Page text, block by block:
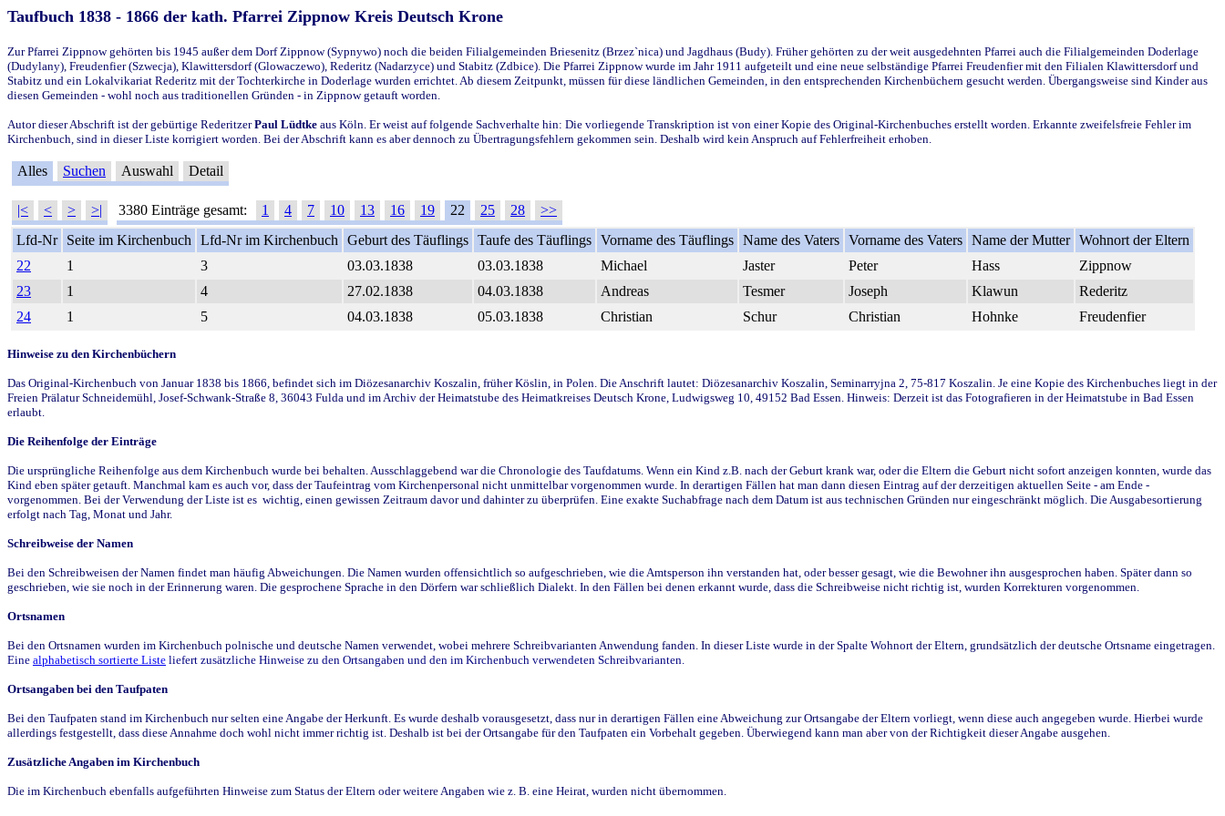
Taufbuch 1838 - 1866 der kath. Pfarrei Zippnow Kreis Deutsch Krone
Zur Pfarrei Zippnow gehörten bis 1945 außer dem Dorf Zippnow (Sypnywo) noch die beiden Filialgemeinden Briesenitz (Brzez`nica) und Jagdhaus (Budy). Früher gehörten zu der weit ausgedehnten Pfarrei auch die Filialgemeinden Doderlage
(Dudylany), Freudenfier (Szwecja), Klawittersdorf (Glowaczewo), Rederitz (Nadarzyce) und Stabitz (Zdbice). Die Pfarrei Zippnow wurde im Jahr 1911 aufgeteilt und eine neue selbständige Pfarrei Freudenfier mit den Filialen Klawittersdorf und
Stabitz und ein Lokalvikariat Rederitz mit der Tochterkirche in Doderlage wurden errichtet. Ab diesem Zeitpunkt, müssen für diese ländlichen Gemeinden, in den entsprechenden Kirchenbüchern gesucht werden. Übergangsweise sind Kinder aus
diesen Gemeinden - wohl noch aus traditionellen Gründen - in Zippnow getauft worden.
Autor dieser Abschrift ist der gebürtige RederitzerPaul Lüdtke aus Köln. Er weist auf folgende Sachverhalte hin: Die vorliegende Transkription ist von einer Kopie des Original-Kirchenbuches erstellt worden. Erkannte zweifelsfreie Fehler im
Kirchenbuch, sind in dieser Liste korrigiert worden. Bei der Abschrift kann es aber dennoch zu Übertragungsfehlern gekommen sein. Deshalb wird kein Anspruch auf Fehlerfreiheit erhoben.
Alles Suchen Auswahl Detail
|< < > >| 3380 Einträge gesamt: 1 4 7 10 13 16 19 22 25 28
>>
Lfd-Nr
Seite im Kirchenbuch Lfd-Nr im Kirchenbuch Geburt des Täuflings Taufe des Täuflings Vorname des Täuflings Name des Vaters Vorname des Vaters Name der Mutter Wohnort der Eltern
22
1 3 03.03.1838 03.03.1838 Michael Jaster Peter Hass
Zippnow
23
1 4 27.02.1838 04.03.1838 Andreas Tesmer Joseph Klawun
Rederitz
24
1 5 04.03.1838 05.03.1838 Christian Schur Christian Hohnke Freudenfier
Hinweise zu den Kirchenbüchern
Das Original-Kirchenbuch von Januar 1838 bis 1866, befindet sich im Diözesanarchiv Koszalin, früher Köslin, in Polen. Die Anschrift lautet: Diözesanarchiv Koszalin, Seminarryjna 2, 75-817 Koszalin. Je eine Kopie des Kirchenbuches liegt in der
Freien Prälatur Schneidemühl, Josef-Schwank-Straße 8, 36043 Fulda und im Archiv der Heimatstube des Heimatkreises Deutsch Krone, Ludwigsweg 10, 49152 Bad Essen. Hinweis: Derzeit ist das Fotografieren in der Heimatstube in Bad Essen
erlaubt.
Die Reihenfolge der Einträge
Die ursprüngliche Reihenfolge aus dem Kirchenbuch wurde bei behalten. Ausschlaggebend war die Chronologie des Taufdatums. Wenn ein Kind z.B. nach der Geburt krank war, oder die Eltern die Geburt nicht sofort anzeigen konnten, wurde das
Kind eben später getauft. Manchmal kam es auch vor, dass der Taufeintrag vom Kirchenpersonal nicht unmittelbar vorgenommen wurde. In derartigen Fällen hat man dann diesen Eintrag auf der derzeitigen aktuellen Seite - am Ende -
vorgenommen. Bei der Verwendung der Liste ist es wichtig, einen gewissen Zeitraum davor und dahinter zu überprüfen. Eine exakte Suchabfrage nach dem Datum ist aus technischen Gründen nur eingeschränkt möglich. Die Ausgabesortierung
erfolgt nach Tag, Monat und Jahr.
Schreibweise der Namen
Bei den Schreibweisen der Namen findet man häufig Abweichungen. Die Namen wurden offensichtlich so aufgeschrieben, wie die Amtsperson ihn verstanden hat, oder besser gesagt, wie die Bewohner ihn ausgesprochen haben. Später dann so
geschrieben, wie sie noch in der Erinnerung waren. Die gesprochene Sprache in den Dörfern war schließlich Dialekt. In den Fällen bei denen erkannt wurde, dass die Schreibweise nicht richtig ist, wurden Korrekturen vorgenommen.
Ortsnamen
Bei den Ortsnamen wurden im Kirchenbuch polnische und deutsche Namen verwendet, wobei mehrere Schreibvarianten Anwendung fanden. In dieser Liste wurde in der Spalte Wohnort der Eltern, grundsätzlich der deutsche Ortsname eingetragen.
Eine alphabetisch sortierte Liste liefert zusätzliche Hinweise zu den Ortsangaben und den im Kirchenbuch verwendeten Schreibvarianten.
Ortsangaben bei den Taufpaten
Bei den Taufpaten stand im Kirchenbuch nur selten eine Angabe der Herkunft. Es wurde deshalb vorausgesetzt, dass nur in derartigen Fällen eine Abweichung zur Ortsangabe der Eltern vorliegt, wenn diese auch angegeben wurde. Hierbei wurde
allerdings festgestellt, dass diese Annahme doch wohl nicht immer richtig ist. Deshalb ist bei der Ortsangabe für den Taufpaten ein Vorbehalt gegeben. Überwiegend kann man aber von der Richtigkeit dieser Angabe ausgehen.
Zusätzliche Angaben im Kirchenbuch
Die im Kirchenbuch ebenfalls aufgeführten Hinweise zum Status der Eltern oder weitere Angaben wie z. B. eine Heirat, wurden nicht übernommen.